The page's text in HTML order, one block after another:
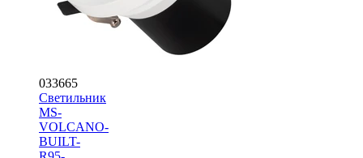
033665
Светильник
MS-
VOLCANO-
BUILT-